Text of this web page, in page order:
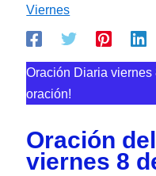
Viernes
Oración Diaria viernes
oración!
Oración
viernes 8